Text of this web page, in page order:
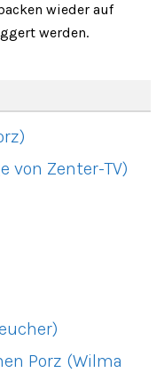
wieder auf
werden.
von Zenter-TV)
Porz (Wilma